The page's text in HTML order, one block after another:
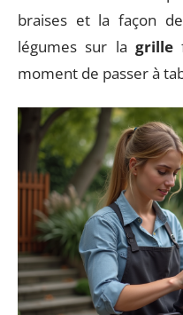
braises et la façon
légumes sur la grille
moment de passer à